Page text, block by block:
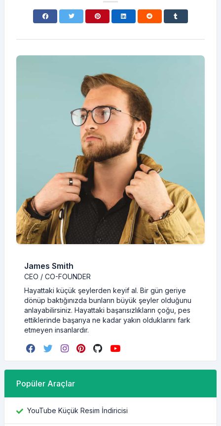
James Smith
CEO / CO-FOUNDER
Hayattaki küçük şeylerden keyif al. Bir gün geriye
dönüp baktığınızda bunların büyük şeyler olduğunu
anlayabilirsiniz. Hayattaki başarısızlıkların çoğu, pes
ettiklerinde başarıya ne kadar yakın olduklarını fark
etmeyen insanlardır.
Popüler Araçlar
YouTube Küçük Resim İndiricisi